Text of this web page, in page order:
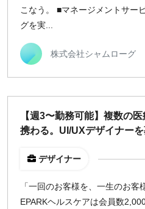
稼働時間
週5日
週2日
週1日
大阪
名古屋
こなう。 ■マネージメントサー
グを実...
株式会社シャムローグ
【週3〜勤務可能】複数の
携わる。UI/UXデザイナーを
デザイナー
「一回のお客様を、一生のお
EPARKヘルスケアは会員数